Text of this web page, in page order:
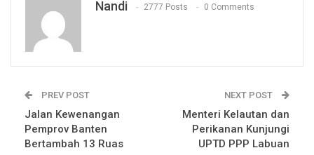
Nandi 2777 Posts 0 Comments
PREV POST
Jalan Kewenangan
Pemprov Banten
Bertambah 13 Ruas
NEXT POST
Menteri Kelautan dan
Perikanan Kunjungi
UPTD PPP Labuan